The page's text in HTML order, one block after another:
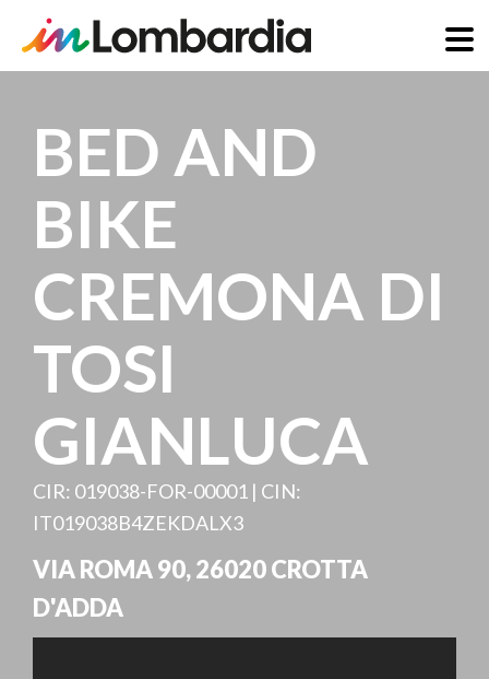
contenuto
principale
BED AND
BIKE
CREMONA DI
TOSI
GIANLUCA
CIR: 019038-FOR-00001 | CIN:
IT019038B4ZEKDALX3
VIA ROMA 90,26020CROTTA
D'ADDA